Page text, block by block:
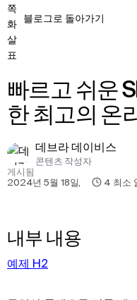
블로그로 돌아가기
빠르고 쉬운 SRT 파일 번역을 위
한 최고의 온
데브라 데이비스
콘텐츠 작성자
게시됨
2024년 5월 18일, 4 최소
내부 내용
예제 H2